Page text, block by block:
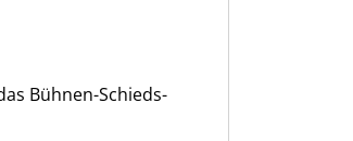
Bühnen-Schieds-